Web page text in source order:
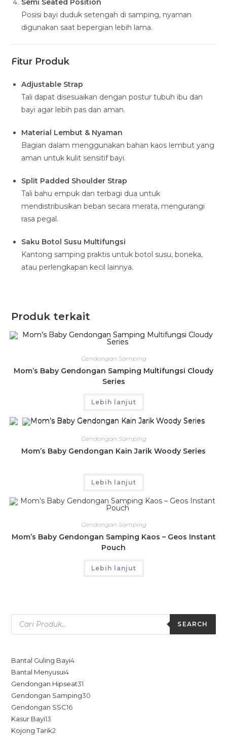
Semi Seated Position
Posisi bayi duduk setengah di samping, nyaman
digunakan saat bepergian lebih lama.
Fitur Produk
Adjustable Strap
Tali dapat disesuaikan dengan postur tubuh ibu dan
bayi agar lebih pas dan aman.
Material Lembut & Nyaman
Bagian dalam menggunakan bahan kaos lembut yang
aman untuk kulit sensitif bayi.
Split Padded Shoulder Strap
Tali bahu empuk dan terbagi dua untuk
mendistribusikan beban secara merata, mengurangi
rasa pegal.
Saku Botol Susu Multifungsi
Kantong samping praktis untuk botol susu, boneka,
atau perlengkapan kecil lainnya.
Produk terkait
Gendongan Samping
Mom’s Baby Gendongan Samping Multifungsi Cloudy
Series
Lebih lanjut
Gendongan Samping
Mom’s Baby Gendongan Kain Jarik Woody Series
Lebih lanjut
Gendongan Samping
Mom’s Baby Gendongan Samping Kaos – Geos Instant
Pouch
Lebih lanjut
SEARCH
Bantal Guling Bayi4
Bantal Menyusui4
Gendongan Hipseat31
Gendongan Samping30
Gendongan SSC16
Kasur Bayi13
Kojong Tarik2